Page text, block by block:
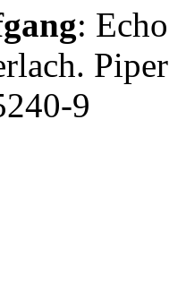
:
9